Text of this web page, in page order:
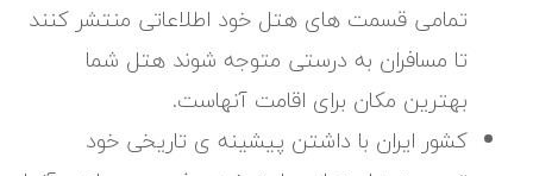
تمامی قسمت های هتل خود اطلاعاتی منتشر کنند
تا مسافران به درستی متوجه شوند هتل شما
بهترین مکان برای اقامت آنهاست.
کشور ایران با داشتن پیشینه ی تاریخی خود